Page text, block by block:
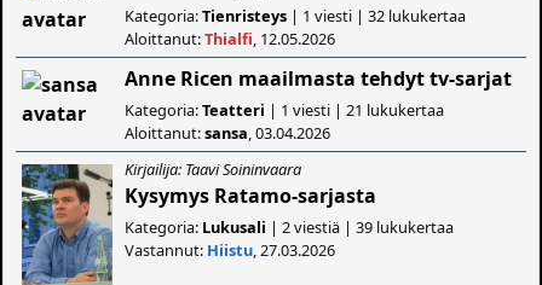
Kategoria:Tienristeys | 1 viesti | 32 lukukertaa
Aloittanut:Thialfi, 12.05.2026
Anne Ricen maailmasta tehdyt tv-sarjat
Kategoria:Teatteri | 1 viesti | 21 lukukertaa
Aloittanut:sansa, 03.04.2026
Kirjailija: Taavi Soininvaara
Kysymys Ratamo-sarjasta
Kategoria: Lukusali | 2 viestiä | 39 lukukertaa
Vastannut: Hiistu, 27.03.2026